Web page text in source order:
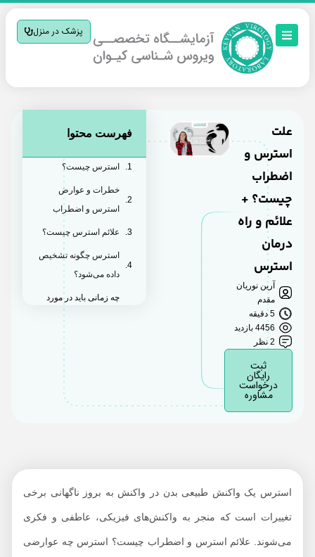
پزشک در منزل
استرس و
اضطراب
چیست؟ +
علائم و راه
درمان
استرس
آرین نوریان
مقدم
5 دقیقه
4456 بازدید
2 نظر
رایگان
درخواست
مشاوره
فهرست محتوا
استرس چیست؟
خطرات و عوارض
استرس و اضطراب
علائم استرس چیست؟
استرس چگونه تشخیص
داده می‌شود؟
چه زمانی باید در مورد
استرس یک واکنش طبیعی بدن در واکنش به بروز ناگهانی برخی
تغییرات است که منجر به واکنش‌های فیزیکی، عاطفی و فکری
می‌شوند. علائم استرس و اضطراب چیست؟ استرس چه عوارضی